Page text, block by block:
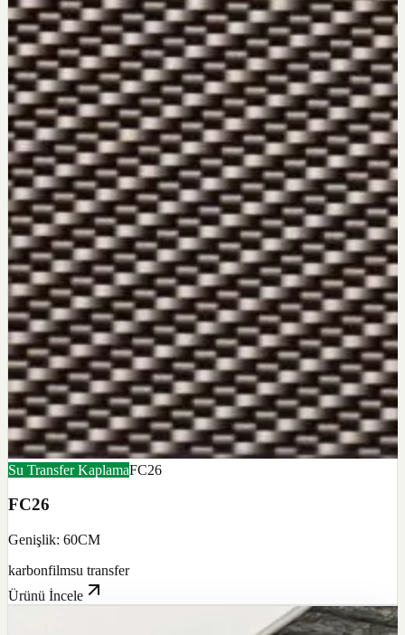
Su Transfer KaplamaFC26
FC26
Genişlik: 60CM
karbonfilmsu transfer
Ürünü İncele